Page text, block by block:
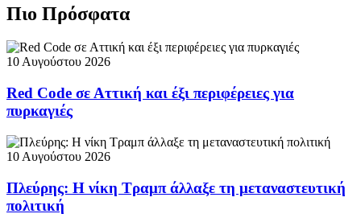
Πιο Πρόσφατα
10 Αυγούστου 2026
Red Code σε Αττική και έξι περιφέρειες για
πυρκαγιές
10 Αυγούστου 2026
Πλεύρης: Η νίκη Τραμπ άλλαξε τη μεταναστευτική
πολιτική